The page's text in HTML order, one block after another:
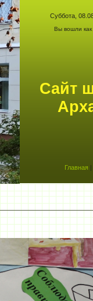
Суббота,
Вы вошли как
Сайт
Главная |